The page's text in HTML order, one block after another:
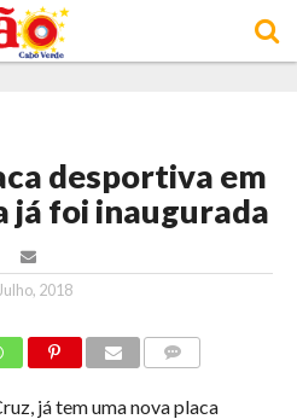
desportiva em
já foi inaugurada
2018
já tem uma nova placa